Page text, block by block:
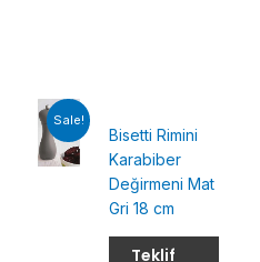
Sale!
Bisetti Rimini
Karabiber
Değirmeni Mat
Gri 18 cm
Teklif